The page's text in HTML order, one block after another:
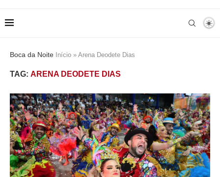
Boca da Noite Início » Arena Deodete Dias
TAG: ARENA DEODETE DIAS